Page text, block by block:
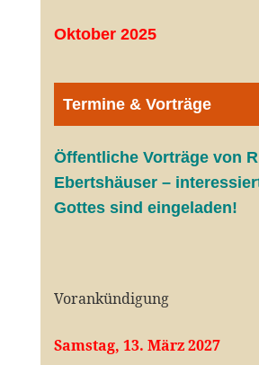
Oktober 2025
Termine & Vorträge
Öffentliche Vorträge von
Ebertshäuser –
Gottes sind eingeladen!
Vorankündigung
Samstag, 13. März 2027